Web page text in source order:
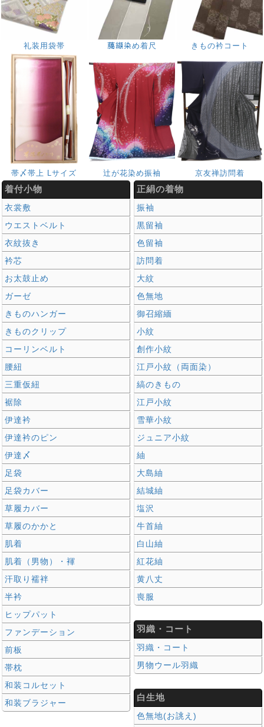
礼装用袋帯 﨟纈染め着尺 きもの衿コート
帯〆帯上 Lサイズ 辻が花染め振袖 京友禅訪問着
着付小物
衣裳敷
ウエストベルト
衣紋抜き
衿芯
お太鼓止め
ガーゼ
きものハンガー
きものクリップ
コーリンベルト
腰紐
三重仮紐
裾除
伊達衿
伊達衿のピン
伊達〆
足袋
足袋カバー
草履カバー
草履のかかと
肌着
肌着（男物）・褌
汗取り襦袢
半衿
ヒップパット
ファンデーション
前板
帯枕
和装コルセット
和装ブラジャー
正絹の着物
振袖
黒留袖
色留袖
訪問着
大紋
色無地
御召縮緬
小紋
創作小紋
江戸小紋（両面染）
縞のきもの
江戸小紋
雪華小紋
ジュニア小紋
紬
大島紬
結城紬
塩沢
牛首紬
白山紬
紅花紬
黄八丈
喪服
羽織・コート
羽織・コート
男物ウール羽織
白生地
色無地(お誂え)